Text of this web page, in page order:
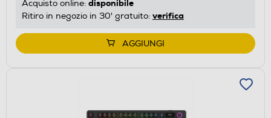
Acquisto online: disponibile
Ritiro in negozio in 30' gratuito: verifica
AGGIUNGI